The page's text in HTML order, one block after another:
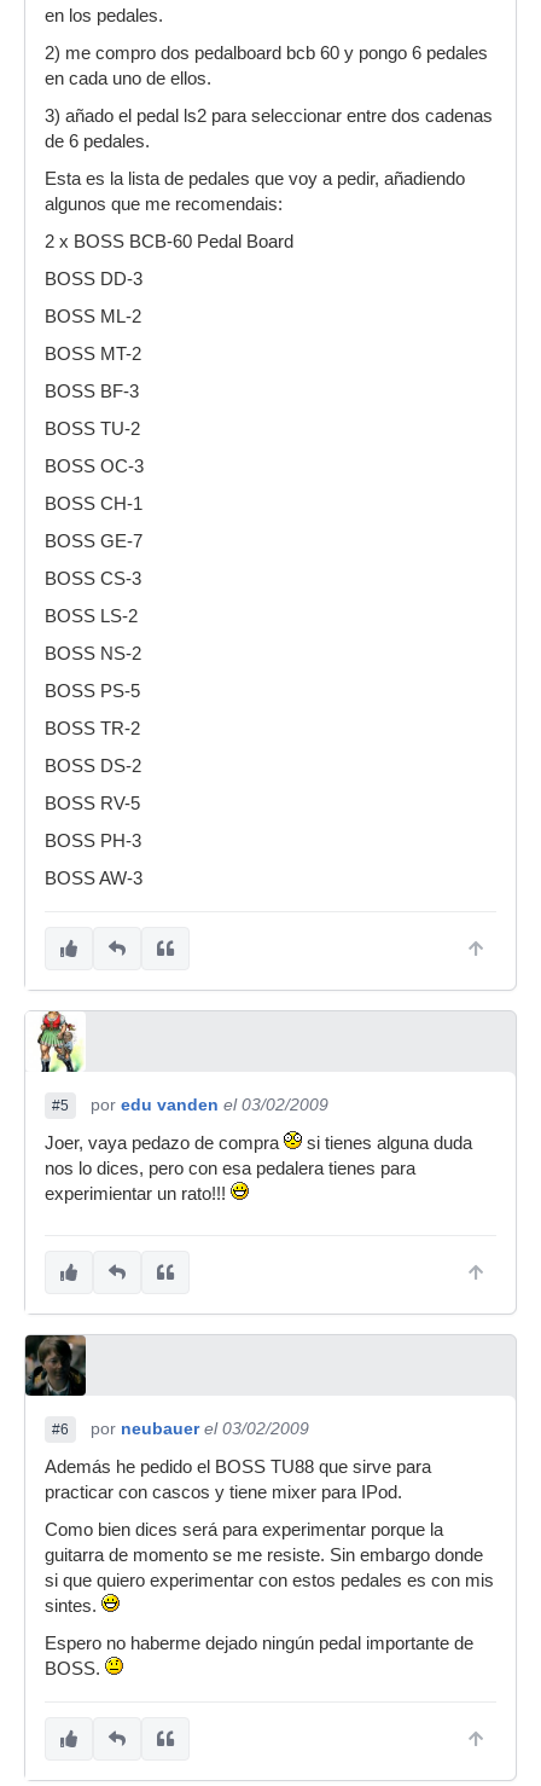
en los pedales.
2) me compro dos pedalboard bcb 60 y pongo 6 pedales
en cada uno de ellos.
3) añado el pedal ls2 para seleccionar entre dos cadenas
de 6 pedales.
Esta es la lista de pedales que voy a pedir, añadiendo
algunos que me recomendais:
2 x BOSS BCB-60 Pedal Board
BOSS DD-3
BOSS ML-2
BOSS MT-2
BOSS BF-3
BOSS TU-2
BOSS OC-3
BOSS CH-1
BOSS GE-7
BOSS CS-3
BOSS LS-2
BOSS NS-2
BOSS PS-5
BOSS TR-2
BOSS DS-2
BOSS RV-5
BOSS PH-3
BOSS AW-3
#5 por edu vanden el 03/02/2009
Joer, vaya pedazo de compra
si tienes alguna duda
nos lo dices, pero con esa pedalera tienes para
experimientar un rato!!!
#6 por neubauer el 03/02/2009
Además he pedido el BOSS TU88 que sirve para
practicar con cascos y tiene mixer para IPod.
Como bien dices será para experimentar porque la
guitarra de momento se me resiste. Sin embargo donde
si que quiero experimentar con estos pedales es con mis
sintes.
Espero no haberme dejado ningún pedal importante de
BOSS.